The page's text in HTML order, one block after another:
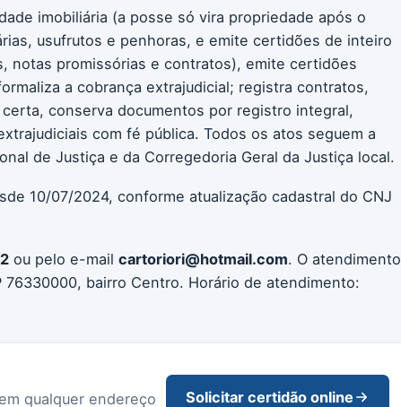
imobiliária (a posse só vira propriedade após o
usufrutos e penhoras, e emite certidões de inteiro
notas promissórias e contratos), emite certidões
a cobrança extrajudicial; registra contratos,
conserva documentos por registro integral,
com fé pública. Todos os atos seguem a
de Justiça e da Corregedoria Geral da Justiça local.
10/07/2024, conforme atualização cadastral do CNJ
ou pelo e-mail cartoriori@hotmail.com. O atendimento
76330000, bairro Centro. Horário de atendimento:
qualquer endereço
Solicitar certidão online